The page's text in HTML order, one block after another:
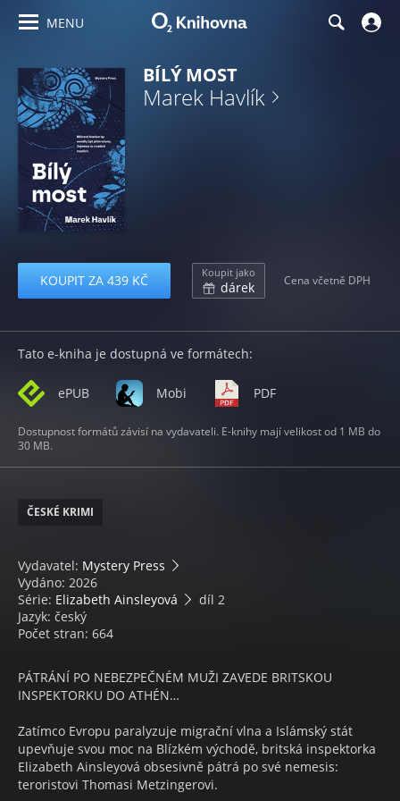
MENU
BÍLÝ MOST
Marek Havlík
KOUPIT ZA 439 KČ Koupit jako
dárek Cena včetně DPH
Tato e-kniha je dostupná ve formátech:
ePUB Mobi PDF
Dostupnost formátů závisí na vydavateli. E-knihy mají velikost od 1 MB do
30 MB.
ČESKÉ KRIMI
Vydavatel: Mystery Press
Vydáno: 2026
Série: Elizabeth Ainsleyová
díl 2
Jazyk: český
Počet stran: 664
PÁTRÁNÍ PO NEBEZPEČNÉM MUŽI ZAVEDE BRITSKOU
INSPEKTORKU DO ATHÉN…
Zatímco Evropu paralyzuje migrační vlna a Islámský stát
upevňuje svou moc na Blízkém východě, britská inspektorka
Elizabeth Ainsleyová obsesivně pátrá po své nemesis:
teroristovi Thomasi Metzingerovi.